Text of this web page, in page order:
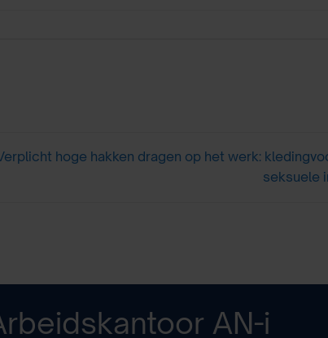
hoge hakken dragen op het werk:
seksuele
AN-i